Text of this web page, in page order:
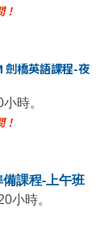
！
橋英語課程-夜
時。
！
課程-上午班
小時。